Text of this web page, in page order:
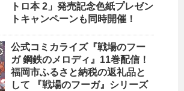
トロ本 2」発売記念色紙プレゼン
トキャンペーンも同時開催！
公式コミカライズ『戦場のフー
ガ 鋼鉄のメロディ』11巻配信！
福岡市ふるさと納税の返礼品と
して 『戦場のフーガ』シリーズ